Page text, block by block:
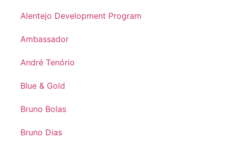
Alentejo Development Program
Ambassador
André Tenório
Blue & Gold
Bruno Bolas
Bruno Dias